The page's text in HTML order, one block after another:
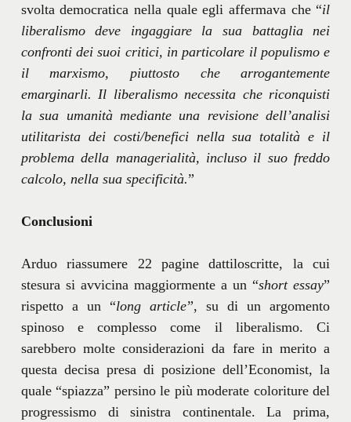
svolta democratica nella quale egli affermava che “il
liberalismo deve ingaggiare la sua battaglia nei
confronti dei suoi critici, in particolare il populismo e
il marxismo, piuttosto che arrogantemente
emarginarli. Il liberalismo necessita che riconquisti
la sua umanità mediante una revisione dell’analisi
utilitarista dei costi/benefici nella sua totalità e il
problema della managerialità, incluso il suo freddo
calcolo, nella sua specificità.”
Conclusioni
Arduo riassumere 22 pagine dattiloscritte, la cui
stesura si avvicina maggiormente a un “short essay”
rispetto a un “long article”, su di un argomento
spinoso e complesso come il liberalismo. Ci
sarebbero molte considerazioni da fare in merito a
questa decisa presa di posizione dell’Economist, la
quale “spiazza” persino le più moderate coloriture del
progressismo di sinistra continentale. La prima,